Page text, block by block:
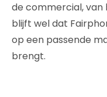
de commercial, van
blijft wel dat
op een passende
brengt.